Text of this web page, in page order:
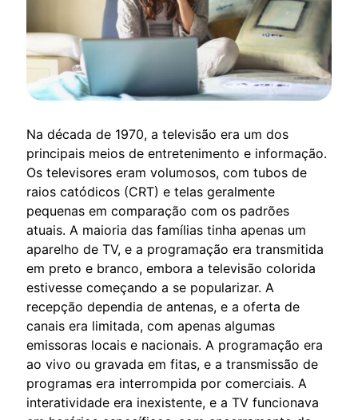
Na década de 1970, a televisão era um dos
principais meios de entretenimento e informação.
Os televisores eram volumosos, com tubos de
raios catódicos (CRT) e telas geralmente
pequenas em comparação com os padrões
atuais. A maioria das famílias tinha apenas um
aparelho de TV, e a programação era transmitida
em preto e branco, embora a televisão colorida
estivesse começando a se popularizar. A
recepção dependia de antenas, e a oferta de
canais era limitada, com apenas algumas
emissoras locais e nacionais. A programação era
ao vivo ou gravada em fitas, e a transmissão de
programas era interrompida por comerciais. A
interatividade era inexistente, e a TV funcionava